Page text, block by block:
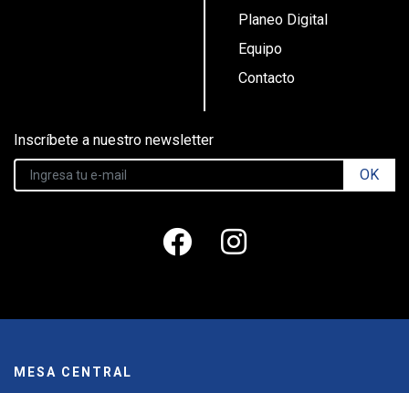
Planeo Digital
Equipo
Contacto
Inscríbete a nuestro newsletter
OK
MESA CENTRAL